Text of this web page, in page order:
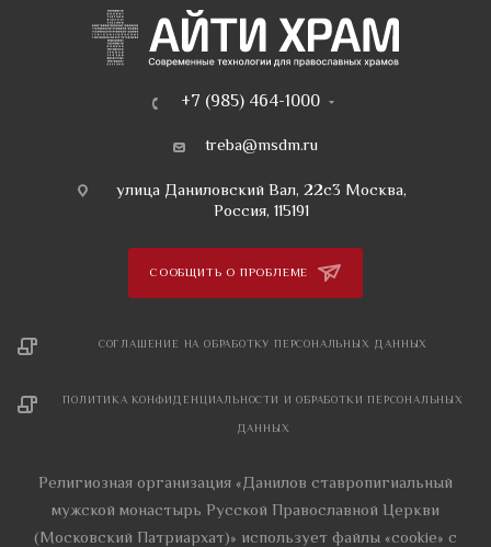
+7 (985) 464-1000
treba@msdm.ru
улица Даниловский Вал, 22с3 Москва,
Россия, 115191
СООБЩИТЬ О ПРОБЛЕМЕ
СОГЛАШЕНИЕ НА ОБРАБОТКУ ПЕРСОНАЛЬНЫХ ДАННЫХ
ПОЛИТИКА КОНФИДЕНЦИАЛЬНОСТИ И ОБРАБОТКИ ПЕРСОНАЛЬНЫХ
ДАННЫХ
Религиозная организация «Данилов ставропигиальный
мужской монастырь Русской Православной Церкви
(Московский Патриархат)» использует файлы «cookie» с